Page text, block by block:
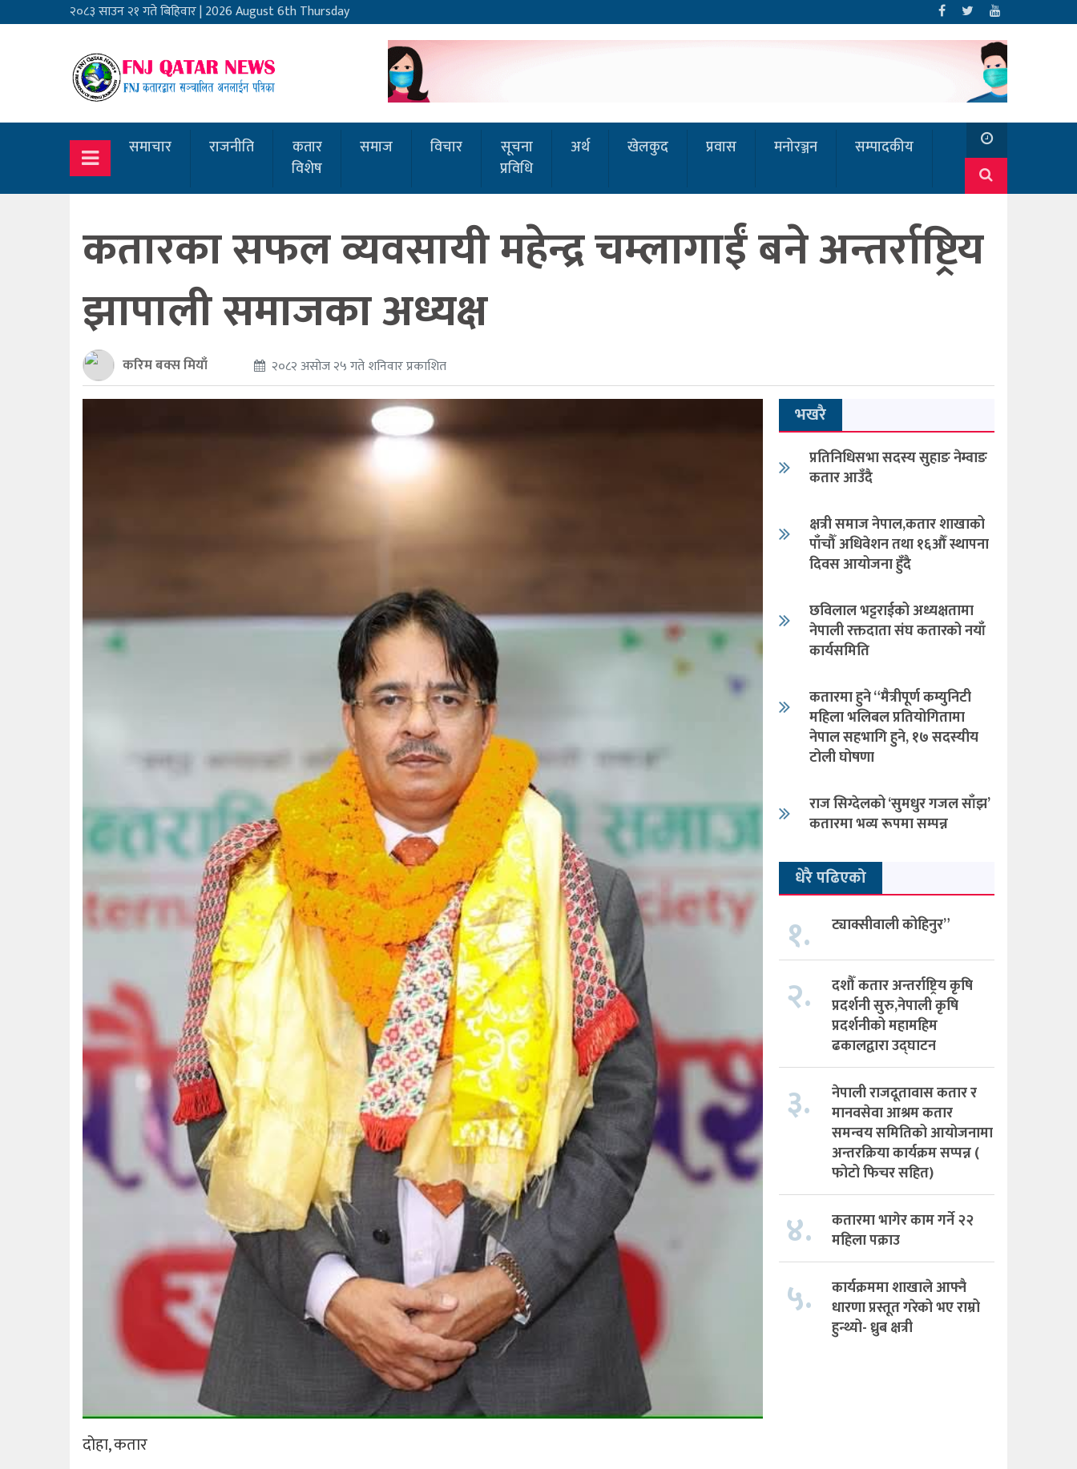
२०८३ साउन २१ गते बिहिवार|2026 August 6th Thursday
समाचार राजनीति
कतार
विशेष
समाज विचार
सूचना
प्रविधि
अर्थ खेलकुद प्रवास मनोरञ्जन सम्पादकीय
कतारका सफल व्यवसायी महेन्द्र चम्लागाईं बने अन्तर्राष्ट्रिय
झापाली समाजका अध्यक्ष
करिम बक्स मियाँ २०८२ असोज २५ गते शनिवार प्रकाशित
दोहा, कतार
भखरै
प्रतिनिधिसभा सदस्य सुहाङ नेम्वाङ
कतार आउँदै
क्षत्री समाज नेपाल,कतार शाखाको
पाँचौँ अधिवेशन तथा १६औँ स्थापना
दिवस आयोजना हुँदै
छविलाल भट्टराईको अध्यक्षतामा
नेपाली रक्तदाता संघ कतारको नयाँ
कार्यसमिति
कतारमा हुने “मैत्रीपूर्ण कम्युनिटी
महिला भलिबल प्रतियोगितामा
नेपाल सहभागि हुने, १७ सदस्यीय
टोली घोषणा
राज सिग्देलको ‘सुमधुर गजल साँझ’
कतारमा भव्य रूपमा सम्पन्न
धेरै पढिएको
१. ट्याक्सीवाली कोहिनुर”
२.
दशौँ कतार अन्तर्राष्ट्रिय कृषि
प्रदर्शनी सुरु,नेपाली कृषि
प्रदर्शनीको महामहिम
ढकालद्वारा उद्घाटन
३.
नेपाली राजदूतावास कतार र
मानवसेवा आश्रम कतार
समन्वय समितिको आयोजनामा
अन्तरक्रिया कार्यक्रम सप्पन्न (
फोटो फिचर सहित)
४.
कतारमा भागेर काम गर्ने २२
महिला पक्राउ
५.
कार्यक्रममा शाखाले आफ्नै
धारणा प्रस्तूत गरेको भए राम्रो
हुन्थ्यो- ध्रुब क्षत्री